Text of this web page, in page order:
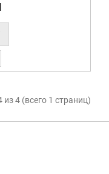
из 4 (всего 1 страниц)